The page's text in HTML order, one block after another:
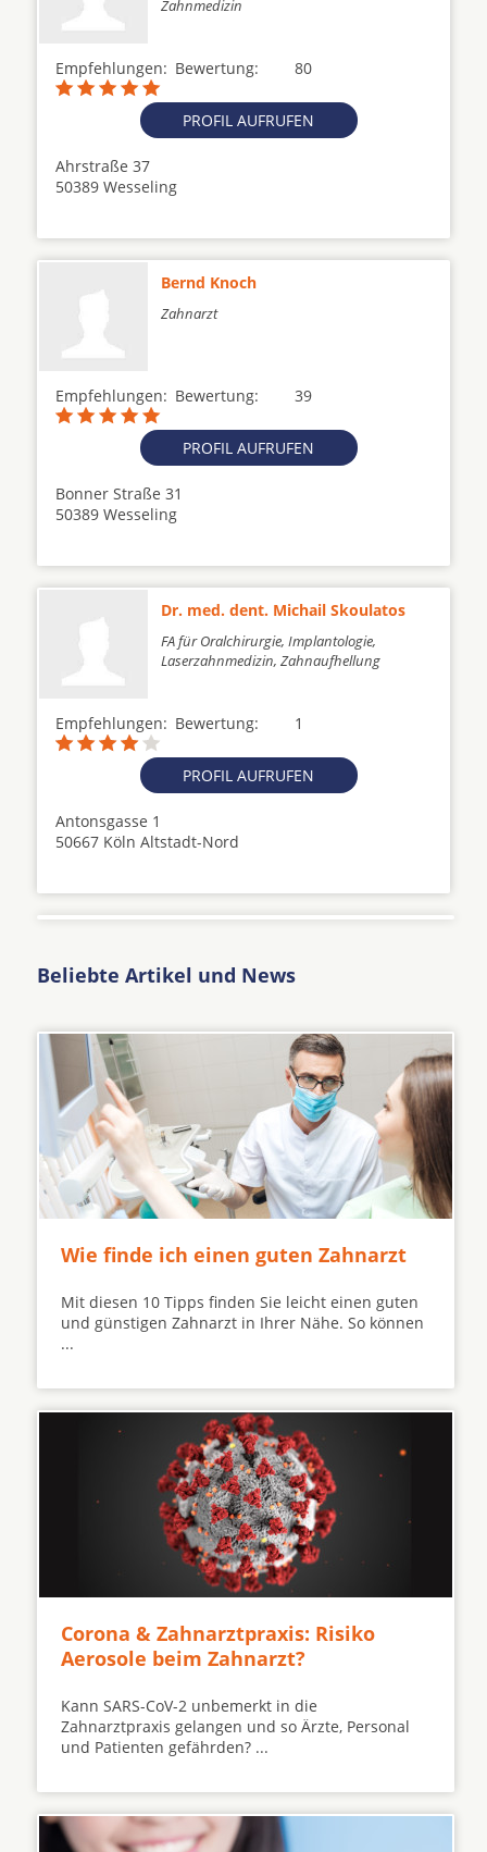
Zahnmedizin
Empfehlungen: 80
Bewertung:
PROFIL AUFRUFEN
Ahrstraße 37
50389 Wesseling
Bernd Knoch
Zahnarzt
Empfehlungen: 39
Bewertung:
PROFIL AUFRUFEN
Bonner Straße 31
50389 Wesseling
Dr. med. dent. Michail Skoulatos
FA für Oralchirurgie, Implantologie,
Laserzahnmedizin, Zahnaufhellung
Empfehlungen: 1
Bewertung:
PROFIL AUFRUFEN
Antonsgasse 1
50667 Köln Altstadt-Nord
Beliebte Artikel und News
Wie finde ich einen guten Zahnarzt
Mit diesen 10 Tipps finden Sie leicht einen guten
und günstigen Zahnarzt in Ihrer Nähe. So können
...
Corona & Zahnarztpraxis: Risiko
Aerosole beim Zahnarzt?
Kann SARS-CoV-2 unbemerkt in die
Zahnarztpraxis gelangen und so Ärzte, Personal
und Patienten gefährden? ...